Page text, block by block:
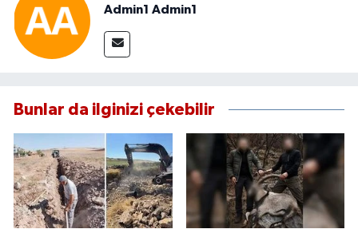
Admin1 Admin1
Bunlar da ilginizi çekebilir